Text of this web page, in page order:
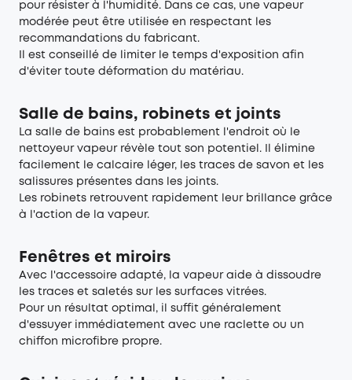
pour résister à l'humidité. Dans ce cas, une vapeur
modérée peut être utilisée en respectant les
recommandations du fabricant.
Il est conseillé de limiter le temps d'exposition afin
d'éviter toute déformation du matériau.
Salle de bains, robinets et joints
La salle de bains est probablement l'endroit où le
nettoyeur vapeur révèle tout son potentiel. Il élimine
facilement le calcaire léger, les traces de savon et les
salissures présentes dans les joints.
Les robinets retrouvent rapidement leur brillance grâce
à l'action de la vapeur.
Fenêtres et miroirs
Avec l'accessoire adapté, la vapeur aide à dissoudre
les traces et saletés sur les surfaces vitrées.
Pour un résultat optimal, il suffit généralement
d'essuyer immédiatement avec une raclette ou un
chiffon microfibre propre.